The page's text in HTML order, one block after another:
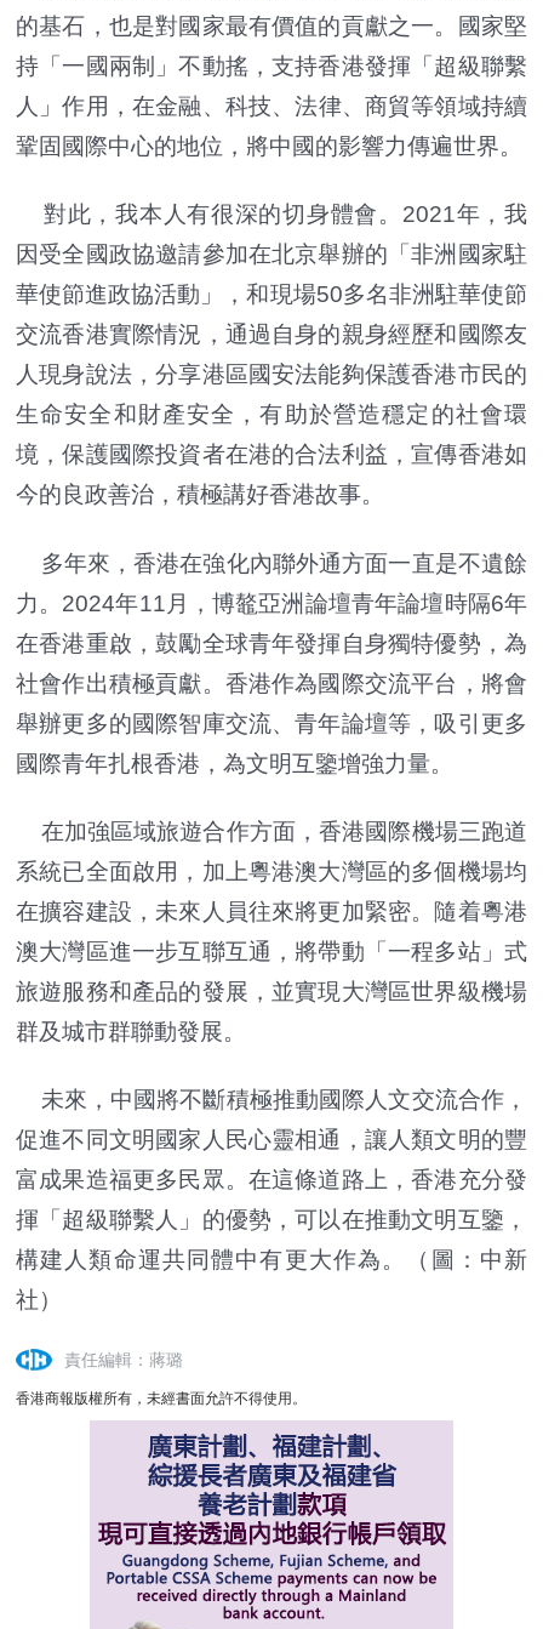
的基石，也是對國家最有價值的貢獻之一。國家堅
持「一國兩制」不動搖，支持香港發揮 「超級聯繫
人 」作用，在金融、科技、法律、商貿等領域持續
鞏固國際中心的地位，將中國的影響力傳遍世界。
對此，我本人有很深的切身體會。2021年，我
因受全國政協邀請參加在北京舉辦的「非洲國家駐
華使節進政協活動」，和現場50多名非洲駐華使節
交流香港實際情況，通過自身的親身經歷和國際友
人現身說法，分享港區國安法能夠保護香港市民的
生命安全和財產安全，有助於營造穩定的社會環
境，保護國際投資者在港的合法利益，宣傳香港如
今的良政善治，積極講好香港故事。
多年來，香港在強化內聯外通方面一直是不遺餘
力。2024年11月，博鼇亞洲論壇青年論壇時隔6年
在香港重啟，鼓勵全球青年發揮自身獨特優勢，為
社會作出積極貢獻。香港作為國際交流平台，將會
舉辦更多的國際智庫交流、青年論壇等，吸引更多
國際青年扎根香港，為文明互鑒增強力量。
在加強區域旅遊合作方面，香港國際機場三跑道
系統已全面啟用，加上粵港澳大灣區的多個機場均
在擴容建設，未來人員往來將更加緊密。隨着粵港
澳大灣區進一步互聯互通，將帶動「一程多站」式
旅遊服務和產品的發展，並實現大灣區世界級機場
群及城市群聯動發展。
未來，中國將不斷積極推動國際人文交流合作，
促進不同文明國家人民心靈相通，讓人類文明的豐
富成果造福更多民眾。在這條道路上，香港充分發
揮「超級聯繫人」的優勢，可以在推動文明互鑒，
構建人類命運共同體中有更大作為。（圖：中新
社）
責任編輯：蔣璐
香港商報版權所有，未經書面允許不得使用。